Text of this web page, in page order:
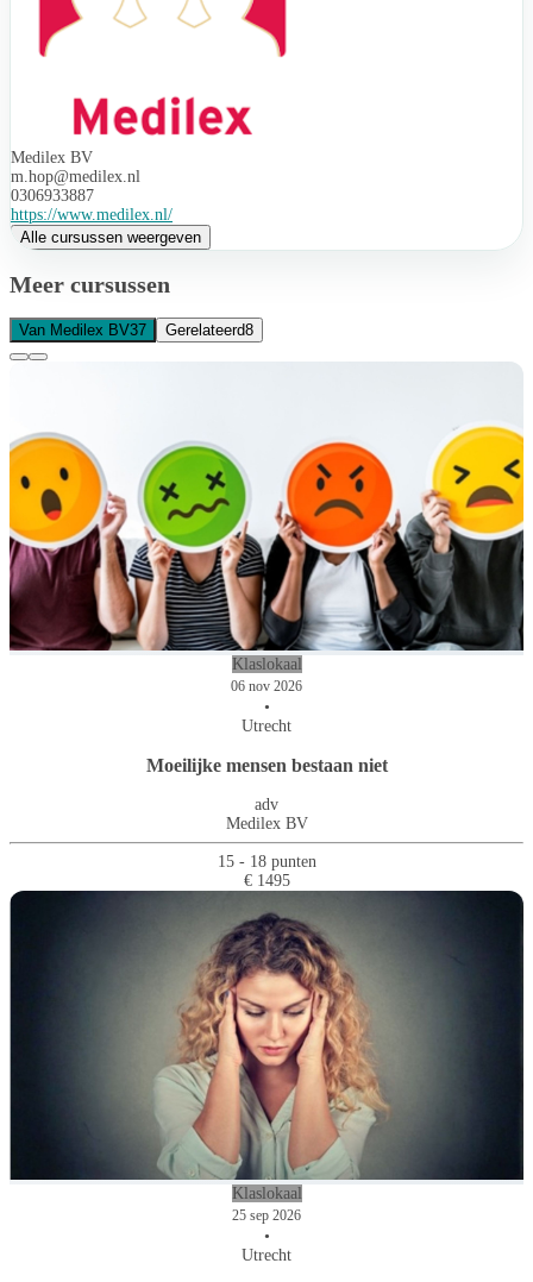
Medilex BV
m.hop@medilex.nl
0306933887
https://www.medilex.nl/
Alle cursussen weergeven
Meer cursussen
Van Medilex BV37 Gerelateerd8
Klaslokaal
06 nov 2026
•
Utrecht
Moeilijke mensen bestaan niet
adv
Medilex BV
15 - 18 punten
€ 1495
Klaslokaal
25 sep 2026
•
Utrecht